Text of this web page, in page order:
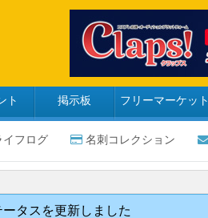
ト 掲示板 フリーマーケット
イフログ 名刺コレクション
タスを更新しました